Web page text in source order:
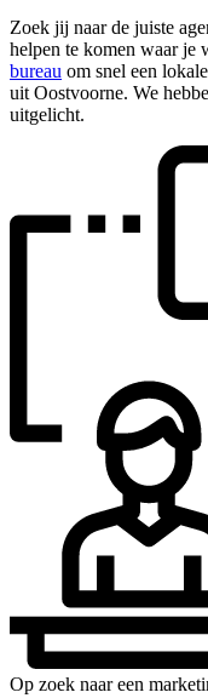
Zoek jij naar de juiste
helpen te komen waar je
bureau om snel een
uit Oostvoorne. We
uitgelicht.
Op zoek naar een